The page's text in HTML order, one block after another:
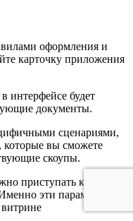
оформления и
карточку приложения
интерфейсе будет
документы.
сценариями,
которые вы сможете
скоупы.
приступать к
эти параметры и
витрине